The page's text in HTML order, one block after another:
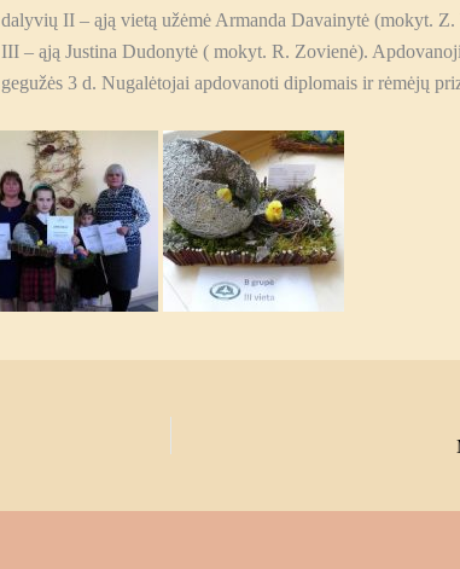
dalyvių II – ąją vietą užėmė Armanda Davainytė (mokyt.
III – ąją Justina Dudonytė ( mokyt. R. Zovienė).
gegužės 3 d. Nugalėtojai apdovanoti diplomais ir rėmėjų